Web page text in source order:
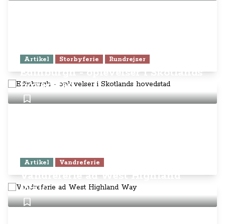
Artikel Storbyferie Rundrejser
Edinburgh - oplevelser i Skotlands
hovedstad
Artikel Vandreferie
Vandreferie ad West Highland
Way